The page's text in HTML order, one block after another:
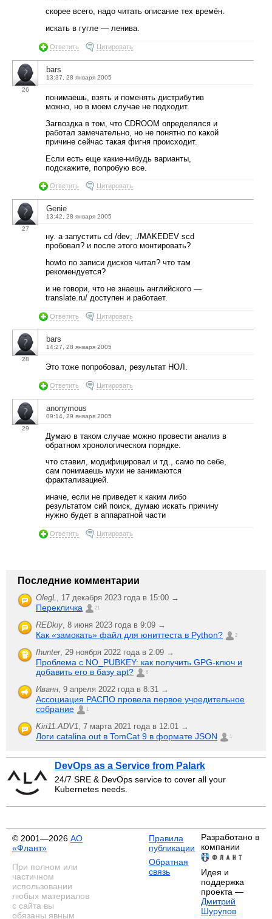
скорее всего, надо читать описание тех времён.
искать в гугле — ленива.
Ответить Цитировать
26
bars
13:37, 28 января 2005
понимаешь, взять и поменять дистрибутив
можно, но в моем случае не подходит.
Загвоздка в том, что CDROOM определялся и
работал замечательно, но не понятно по какой
причине сейчас такая фигня происходит.
Если есть еще какие-нибудь варианты,
подскажите, попробую все.
Ответить Цитировать
27
Genie
13:42, 28 января 2005
ну. а запустить cd /dev; ./MAKEDEV scd
пробовал? и после этого монтировать?
howto по записи дисков читал? что там
рекомендуется?
и не говори, что не знаешь английского —
translate.ru/ доступен и работает.
Ответить Цитировать
28
bars
14:27, 28 января 2005
Это тоже попробовал, результат НОЛ.
Ответить Цитировать
29
anonymous
09:14, 29 января 2005
Думаю в таком случае можно провести анализ в
обратном хронологическом порядке.
что ставил, модифицировал и тд., само по себе,
сам понимаешь мухи не занимаются
фрактализацией.
иначе, если не приведет к каким либо
результатом сий поиск, думаю искать причину
нужно будет в аппаратной части
Ответить Цитировать
Последние комментарии
OlegL, 17 декабря 2023 года в 15:00 →
Перекличка 21
REDkiy, 8 июня 2023 года в 9:09 →
Как «замокать» файл для юниттеста в Python? 2
fhunter, 29 ноября 2022 года в 2:09 →
Проблема с NO_PUBKEY: как получить GPG-ключ и
добавить его в базу apt?
6
Иванн, 9 апреля 2022 года в 8:31 →
Ассоциация РАСПО провела первое учредительное
собрание
1
Kiri11.ADV1, 7 марта 2021 года в 12:01 →
Логи catalina.out в TomCat 9 в формате JSON 1
DevOps as a Service from Palark
24/7 SRE & DevOps service to cover all your
Kubernetes needs.
© 2001—2026 АО
«Флант»
При полном или
частичном
использовании
любых материалов
с сайта вы
обязаны явным
Правила
публикации
Обратная
связь
Разработано в
компании
Идея и
поддержка
проекта —
Дмитрий
Шурупов